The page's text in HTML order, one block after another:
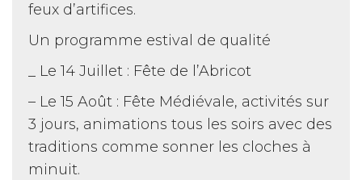
feux d’artifices.
Un programme estival de qualité
_ Le 14 Juillet : Fête de l’Abricot
– Le 15 Août : Fête Médiévale, activités sur
3 jours, animations tous les soirs avec des
traditions comme sonner les cloches à
minuit.